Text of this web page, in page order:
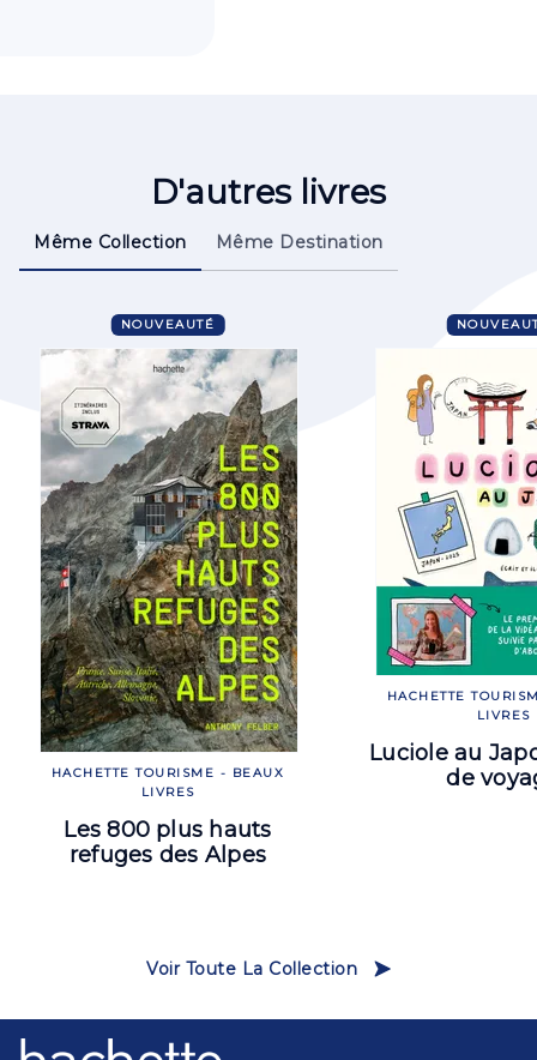
D'autres livres
Même Collection Même Destination
NOUVEAUTÉ
HACHETTE TOURISME - BEAUX
LIVRES
Les 800 plus hauts
refuges des Alpes
HACHETTE
LIVRES
Luciole au
de
Voir Toute La Collection